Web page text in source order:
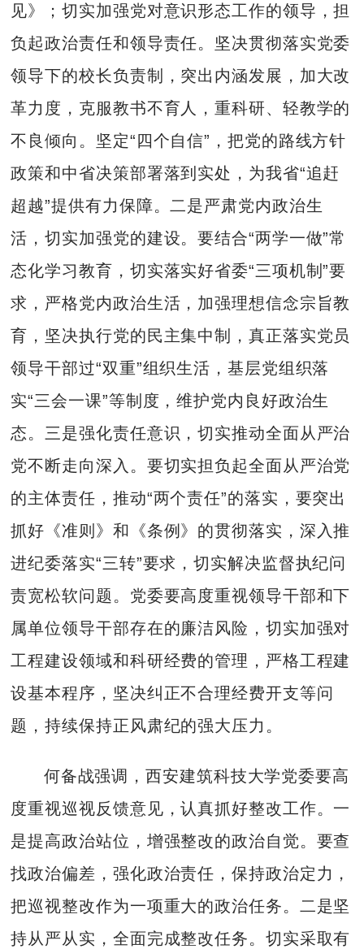
见》；切实加强党对意识形态工作的领导，担
负起政治责任和领导责任。坚决贯彻落实党委
领导下的校长负责制，突出内涵发展，加大改
革力度，克服教书不育人，重科研、轻教学的
不良倾向。坚定“四个自信”，把党的路线方针
政策和中省决策部署落到实处，为我省“追赶
超越”提供有力保障。二是严肃党内政治生
活，切实加强党的建设。要结合“两学一做”常
态化学习教育，切实落实好省委“三项机制”要
求，严格党内政治生活，加强理想信念宗旨教
育，坚决执行党的民主集中制，真正落实党员
领导干部过“双重”组织生活，基层党组织落
实“三会一课”等制度，维护党内良好政治生
态。三是强化责任意识，切实推动全面从严治
党不断走向深入。要切实担负起全面从严治党
的主体责任，推动“两个责任”的落实，要突出
抓好《准则》和《条例》的贯彻落实，深入推
进纪委落实“三转”要求，切实解决监督执纪问
责宽松软问题。党委要高度重视领导干部和下
属单位领导干部存在的廉洁风险，切实加强对
工程建设领域和科研经费的管理，严格工程建
设基本程序，坚决纠正不合理经费开支等问
题，持续保持正风肃纪的强大压力。
何备战强调，西安建筑科技大学党委要高
度重视巡视反馈意见，认真抓好整改工作。一
是提高政治站位，增强整改的政治自觉。要查
找政治偏差，强化政治责任，保持政治定力，
把巡视整改作为一项重大的政治任务。二是坚
持从严从实，全面完成整改任务。切实采取有